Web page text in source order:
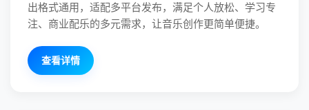
出格式通用，适配多平台发布，满足个人放松、学习专
注、商业配乐的多元需求，让音乐创作更简单便捷。
查看详情